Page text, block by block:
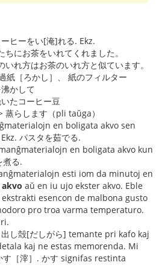
ヒーをい[淹]れる. Ekz.
にお茶をいれてくれました。
れ方はお茶のいれ方と似ています。
紙［ろかし］、 紙のフィルター
かして
たコーヒー豆
蒸らします（pli taŭga）
en boligata akvo sen
パスタを茹でる.
en boligata akvo kun
る.
esti iom da minutoj en
aŭ en iu ujo ekster akvo. Eble
esencon de malbona gusto
pro troa varma temperaturo.
し殻[だしがら] temante pri kafo kaj
kaj ne estas memorenda. Mi
［滓］. かす signifas restinta